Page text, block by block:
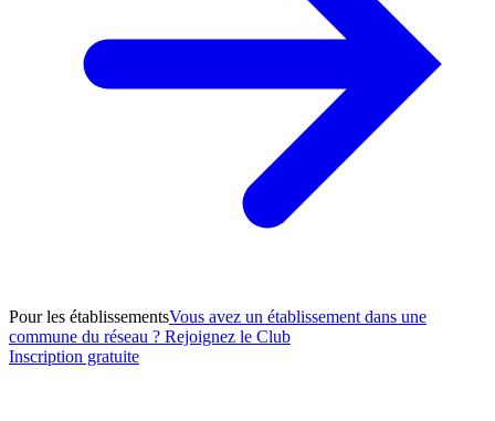
Pour les établissementsVous avez un établissement dans une
commune du réseau ? Rejoignez le Club
Inscription gratuite